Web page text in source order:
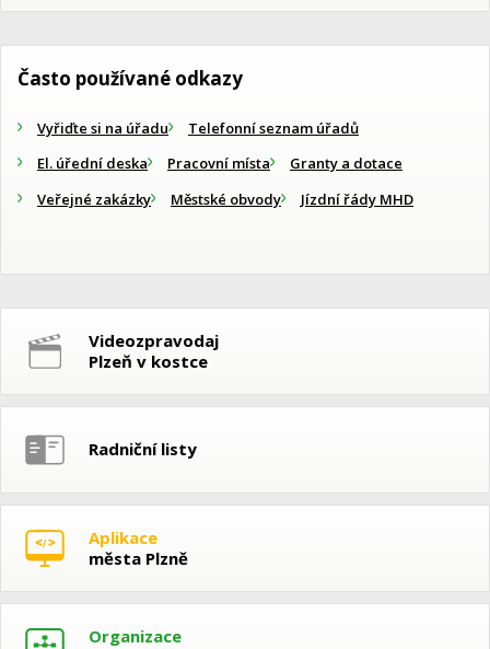
Často používané odkazy
Vyřiďte si na úřadu
Telefonní seznam úřadů
El. úřední deska
Pracovní místa
Granty a dotace
Veřejné zakázky
Městské obvody Jízdní řády MHD
Videozpravodaj
Plzeň v kostce
Radniční listy
Aplikace
města Plzně
Organizace